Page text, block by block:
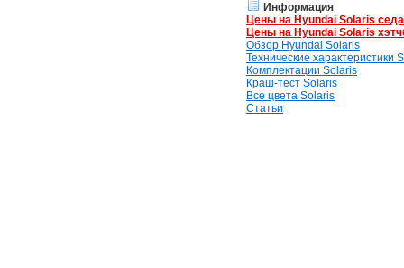
Информация
Цены на Hyundai Solaris
Цены на Hyundai Solaris
Обзор Hyundai Solaris
Технические характеристики
Комплектации Solaris
Краш-тест Solaris
Все цвета Solaris
Статьи